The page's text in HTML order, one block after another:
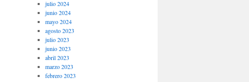
julio 2024
junio 2024
mayo 2024
agosto 2023
julio 2023
junio 2023
abril 2023
marzo 2023
febrero 2023